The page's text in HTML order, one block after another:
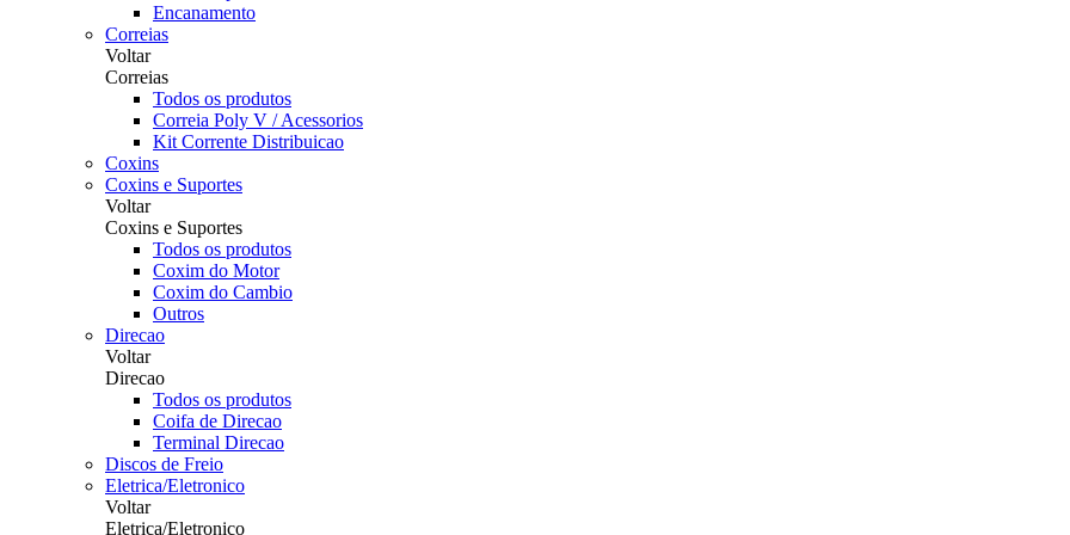
Encanamento
Correias
Voltar
Correias
Todos os produtos
Correia Poly V / Acessorios
Kit Corrente Distribuicao
Coxins
Coxins e Suportes
Voltar
Coxins e Suportes
Todos os produtos
Coxim do Motor
Coxim do Cambio
Outros
Direcao
Voltar
Direcao
Todos os produtos
Coifa de Direcao
Terminal Direcao
Discos de Freio
Eletrica/Eletronico
Voltar
Eletrica/Eletronico